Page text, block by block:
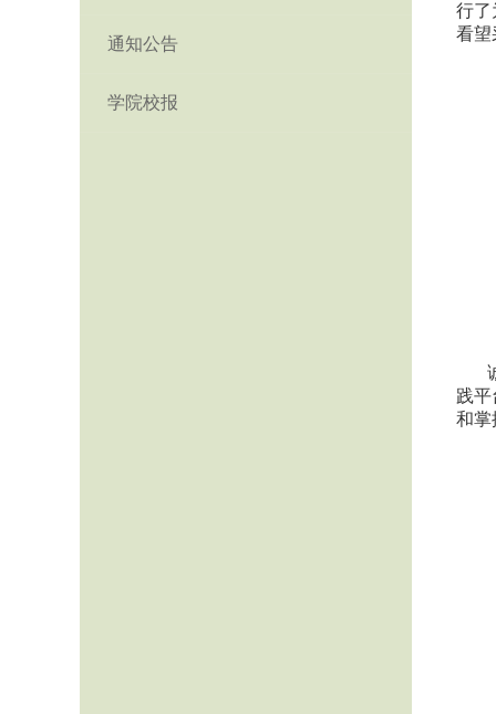
通知公告
学院校报
行了
看望
践
和掌